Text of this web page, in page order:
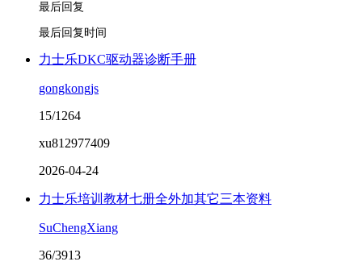
最后回复
最后回复时间
力士乐DKC驱动器诊断手册
gongkongjs
15/1264
xu812977409
2026-04-24
力士乐培训教材七册全外加其它三本资料
SuChengXiang
36/3913